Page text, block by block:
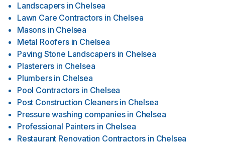
Landscapers in Chelsea
Lawn Care Contractors in Chelsea
Masons in Chelsea
Metal Roofers in Chelsea
Paving Stone Landscapers in Chelsea
Plasterers in Chelsea
Plumbers in Chelsea
Pool Contractors in Chelsea
Post Construction Cleaners in Chelsea
Pressure washing companies in Chelsea
Professional Painters in Chelsea
Restaurant Renovation Contractors in Chelsea